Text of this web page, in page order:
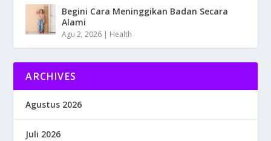
Begini Cara Meninggikan Badan Secara
Alami
Agu 2, 2026 | Health
ARCHIVES
Agustus 2026
Juli 2026